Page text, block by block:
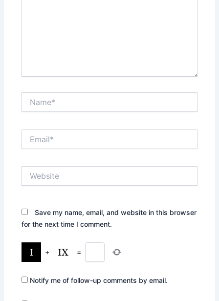
Save my name, email, and website in this browser
for the next time I comment.
+ =
Notify me of follow-up comments by email.